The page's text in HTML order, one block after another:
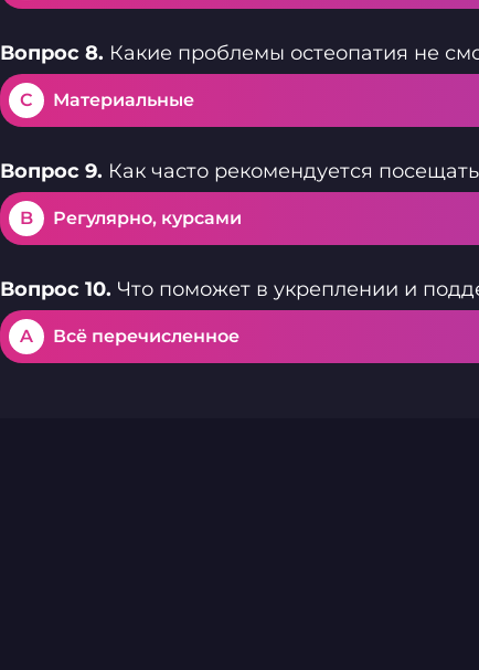
Вопрос 8. Какие проблемы остеопатия не
C Материальные
Вопрос 9. Как часто рекомендуется
B Регулярно, курсами
Вопрос 10. Что поможет в укреплении и
A Всё перечисленное